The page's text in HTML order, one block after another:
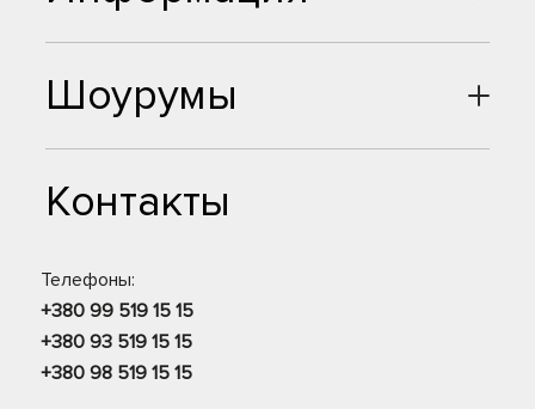
Шоурумы
Контакты
Телефоны:
+380 99 519 15 15
+380 93 519 15 15
+380 98 519 15 15